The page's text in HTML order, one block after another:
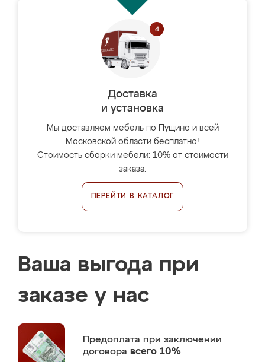
Доставка
и установка
Мы доставляем мебель по Пущино и всей
Московской области бесплатно!
Стоимость сборки мебели: 10% от стоимости
заказа.
ПЕРЕЙТИ В КАТАЛОГ
Ваша выгода при
заказе у нас
Предоплата при заключении
договора всего 10%